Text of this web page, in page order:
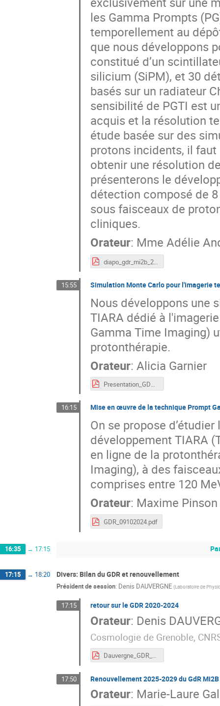
les Gamma Prompts
temporellement au
que nous développons
constitué d’un
silicium (SiPM), et 30
basés sur un radiateur
sensibilité de PGTI est
acquis et la résolution
étude basée sur des
protons incidents, il
obtenir une résolution
présenterons le
détection composé de
sous faisceaux de
cliniques.
Orateur: Mme Adélie
diapo_gdr_mi2b_2024_adelie_andre.pdf
15:55 Simulation Monte Carlo pour l'imagerie
Nous développons une
TIARA dédié à
Gamma Time Imaging)
protonthérapie.
Orateur: Alicia Garnier
16:15 Mise en œuvre de la technique Prompt
On se propose
développement TIARA
en ligne de la
Imaging), à des
comprises entre 120
Orateur: Maxime Pinson
GDR_09102024.pdf
16:35 → 17:15
17:15 → 18:20 Divers: Bilan du GDR et renouvellement
Président de session: Denis DAUVERGNE (Laboratoire de
17:15 retour sur le GDR 2020-2024
Orateur: Denis
Cosmologie de Grenoble,
Dauvergne_GDR_20-24_2.pdf
17:50 Renouvellement 2025-2029 du GdR Mi2B
Orateur: Marie-Laure